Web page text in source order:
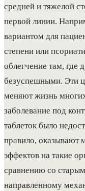
средней и тяжелой
первой линии.
вариантом для
степени или
облегчение там, где
безуспешными. Эти
меняют жизнь
заболевание под
таблеток было
правило, оказывают
эффектов на такие
сравнению со
направленному